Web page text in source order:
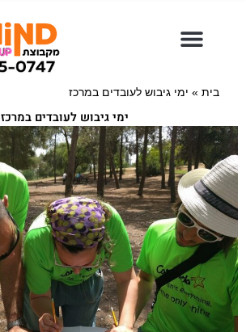
בית » ימי גיבוש לעובדים במרכז
ימי גיבוש לעובדים במרכז